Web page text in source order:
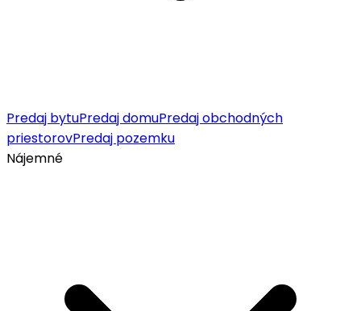
Predaj bytuPredaj domuPredaj obchodných
priestorovPredaj pozemku
Nájemné